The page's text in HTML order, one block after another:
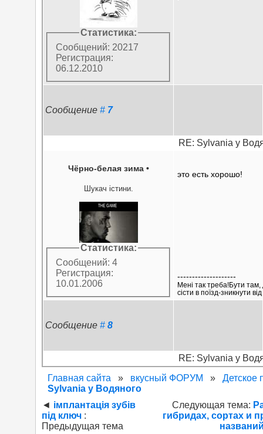
Статистика:
Сообщений: 20217
Регистрация:
06.12.2010
Сообщение# 7
RE: Sylvania у
Чёрно-белая зима •
Шукач істини.
Статистика:
Сообщений: 4
Регистрация:
10.01.2006
это есть хорошо!
--------------------
Мені так треба!Бути
сісти в поїзд-зникнути
Сообщение#8
RE: Sylvania у
Главная сайта
» вкусный ФОРУМ »Детское
Sylvania у Водяного
◄ імплантація зубів
під ключ :
Предыдущая тема
Следующая тема:
гибридах, сортах и